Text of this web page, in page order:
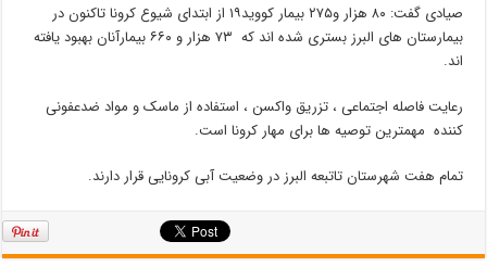
صیادی گفت: ۸۰ هزار و۲۷۵ بیمار کووید۱۹ از ابتدای شیوع کرونا تاکنون در
بیمارستان های البرز بستری شده اند که ۷۳ هزار و ۶۶۰ بیمارآنان بهبود یافته
اند.
رعایت فاصله اجتماعی ، تزریق واکسن ، استفاده از ماسک و مواد ضدعفونی
کننده مهمترین توصیه ها برای مهار کرونا است.
تمام هفت شهرستان تاتبعه البرز در وضعیت آبی کرونایی قرار دارند.